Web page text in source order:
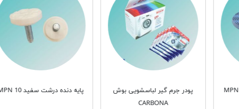
پایه دنده ریز پهن طوسی MPN
پودر جرم گیر لباسشویی بوش
CARBONA
پایه دنده درشت سفید MPN 10